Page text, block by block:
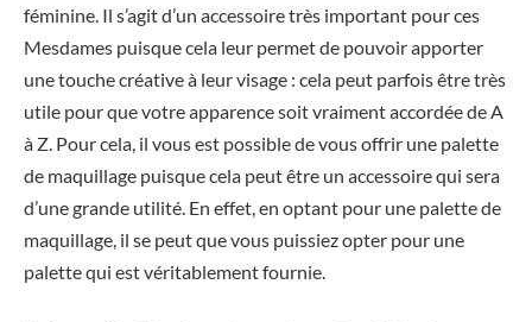
féminine. Il s’agit d’un accessoire très important pour ces
Mesdames puisque cela leur permet de pouvoir apporter
une touche créative à leur visage : cela peut parfois être très
utile pour que votre apparence soit vraiment accordée de A
à Z. Pour cela, il vous est possible de vous offrir une palette
de maquillage puisque cela peut être un accessoire qui sera
d’une grande utilité. En effet, en optant pour une palette de
maquillage, il se peut que vous puissiez opter pour une
palette qui est véritablement fournie.